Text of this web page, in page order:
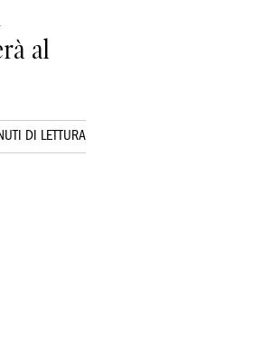
al
DI LETTURA